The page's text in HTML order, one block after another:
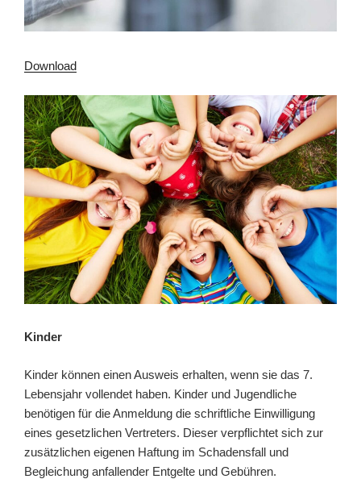
Download
Kinder
Kinder können einen Ausweis erhalten, wenn sie das 7.
Lebensjahr vollendet haben. Kinder und Jugendliche
benötigen für die Anmeldung die schriftliche Einwilligung
eines gesetzlichen Vertreters. Dieser verpflichtet sich zur
zusätzlichen eigenen Haftung im Schadensfall und
Begleichung anfallender Entgelte und Gebühren.